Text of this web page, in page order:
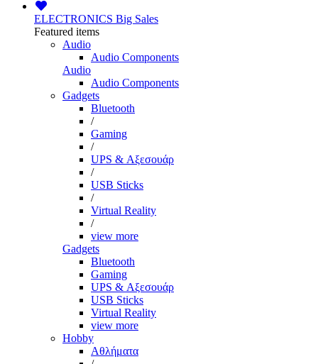
ELECTRONICS Big Sales
Featured items
Audio
Audio Components
Audio
Audio Components
Gadgets
Bluetooth
/
Gaming
/
UPS & Αξεσουάρ
/
USB Sticks
/
Virtual Reality
/
view more
Gadgets
Bluetooth
Gaming
UPS & Αξεσουάρ
USB Sticks
Virtual Reality
view more
Hobby
Αθλήματα